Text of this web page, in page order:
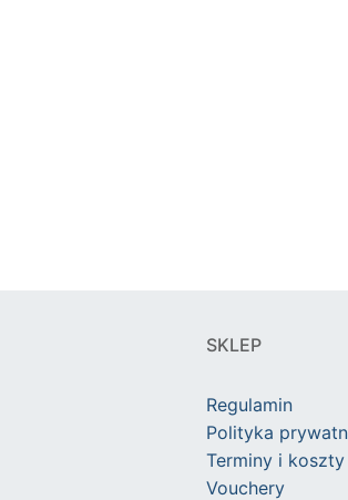
SKLEP
Regulamin
Polityka
Terminy i
Vouchery